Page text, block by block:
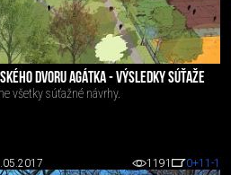
DVORU AGÁTKA - VÝSLEDKY SÚŤAŽE
všetky súťažné návrhy.
1191 0+11 -1